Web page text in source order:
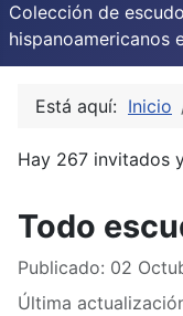
Colección de
hispanoamericanos
Está aquí: Inicio
Hay 267 invitados
Todo
Publicado: 02
Última